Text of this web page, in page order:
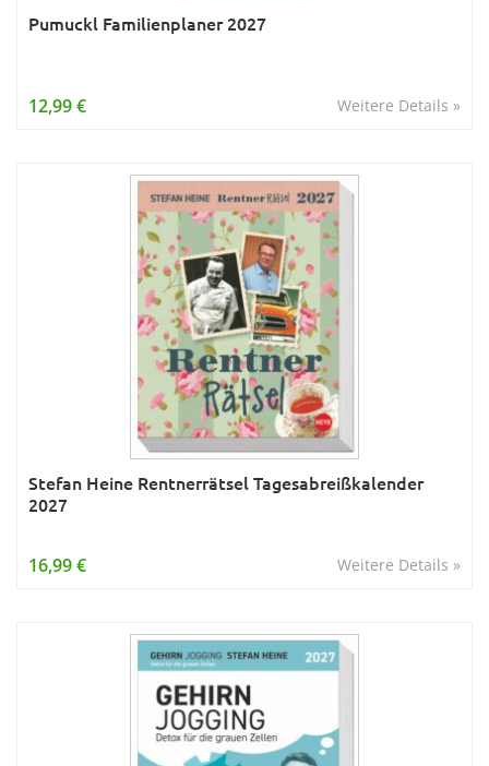
Pumuckl Familienplaner 2027
Weitere Details »
12,99 €
Stefan Heine Rentnerrätsel Tagesabreißkalender
2027
Weitere Details »
16,99 €